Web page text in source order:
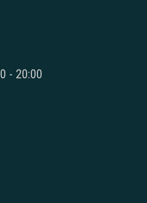
- 20:00